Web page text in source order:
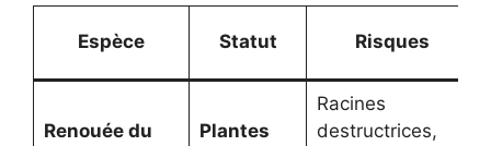
Espèce Statut Risques
Renouée du
Plantes
Racines
destructrices,